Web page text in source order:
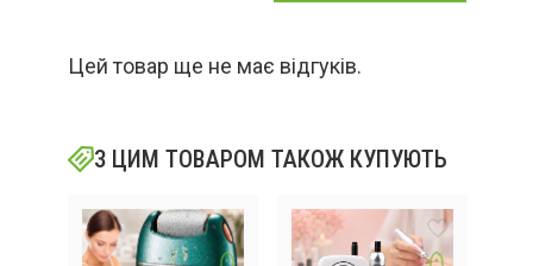
Цей товар ще не має відгуків.
З ЦИМ ТОВАРОМ ТАКОЖ КУПУЮТЬ